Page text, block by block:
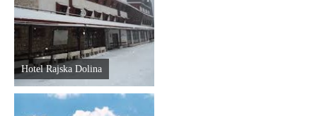
Hotel Rajska Dolina